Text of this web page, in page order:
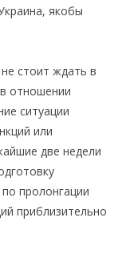
якобы
стоит ждать в
отношении
ситуации
или
две недели
пролонгации
приблизительно